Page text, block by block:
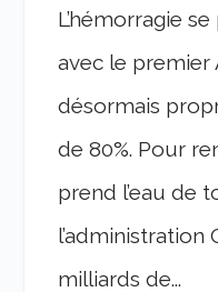
L’hémorragie
avec le premier
désormais
de 80%. Pour
prend l’eau de
l’administration
milliards de...